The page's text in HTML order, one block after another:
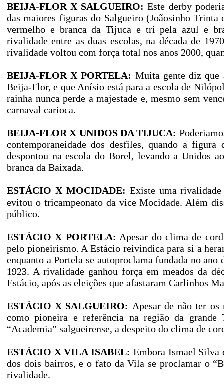
BEIJA-FLOR X SALGUEIRO: Este derby
das maiores figuras do Salgueiro (Joãosinho
vermelho e branca da Tijuca e tri pela azul e
rivalidade entre as duas escolas, na década de
rivalidade voltou com força total nos anos 2000,
BEIJA-FLOR X PORTELA: Muita gente diz que
Beija-Flor, e que Anísio está para a escola de
rainha nunca perde a majestade e, mesmo sem
carnaval carioca.
BEIJA-FLOR X UNIDOS DA TIJUCA:
contemporaneidade dos desfiles, quando a
despontou na escola do Borel, levando a Unidos
branca da Baixada.
ESTÁCIO X MOCIDADE: Existe uma
evitou o tricampeonato da vice Mocidade. Além
público.
ESTÁCIO X PORTELA: Apesar do clima de
pelo pioneirismo. A Estácio reivindica para si a
enquanto a Portela se autoproclama fundada no
1923. A rivalidade ganhou força em meados da
Estácio, após as eleições que afastaram Carlinhos
ESTÁCIO X SALGUEIRO: Apesar de não ter
como pioneira e referência na região da
“Academia” salgueirense, a despeito do clima de
ESTÁCIO X VILA ISABEL: Embora Ismael Silva
dos dois bairros, e o fato da Vila se proclamar o
rivalidade.